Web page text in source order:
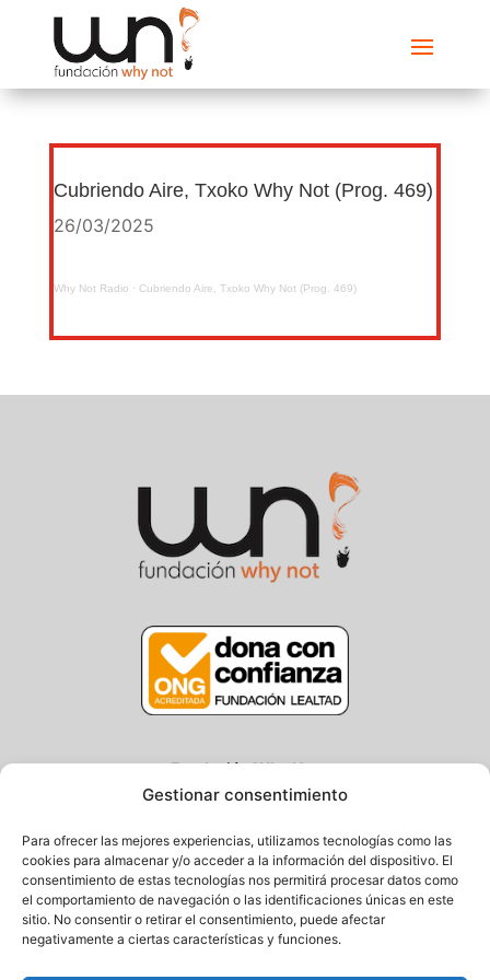
Gestionar consentimiento
Para ofrecer las mejores experiencias, utilizamos tecnologías como las
cookies para almacenar y/o acceder a la información del dispositivo. El
consentimiento de estas tecnologías nos permitirá procesar datos como
el comportamiento de navegación o las identificaciones únicas en este
sitio. No consentir o retirar el consentimiento, puede afectar
negativamente a ciertas características y funciones.
Cubriendo Aire, Txoko Why Not (Prog. 469)
26/03/2025
Why Not Radio · Cubriendo Aire, Txoko Why Not (Prog. 469)
Fundación Why Not
Centro/Txoko: Particular de Ategorrieta 3, Gros
20013 Donostia – Gipuzkoa
Tel.: (+34) 943 058 694 / 627 014 791
Email: info@fundacionwhynot.org